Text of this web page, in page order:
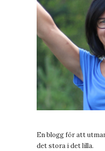
En blogg för att
det stora i det lilla.